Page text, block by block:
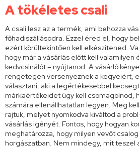
A tökéletes csali
A csali lesz az a termék, ami behozza
főhadiszállásodra. Ezzel éred el, hogy
ezért körültekintően kell elkészítened.
hogy már a vásárlás előtt kell valamilyen
kedvcsinálót – nyújtanod. A vásárló
rengetegen versenyeznek a kegyeiért,
választani, aki a legértékesebbel
márkaértékeidet úgy kell csomagolnod,
számára ellenállhatatlan legyen. Meg
rajtuk, melyet nyomkodva kiváltod a
vásárlás igényét. Fontos, hogy hogyan
meghatározza, hogy milyen vevőt
horgászatban. Nem mindegy, mit teszel